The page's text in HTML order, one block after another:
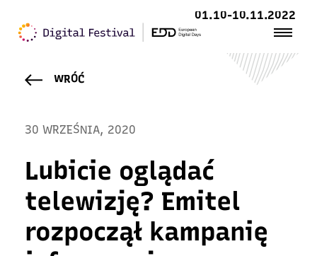
01.10-10.11.2022
WRÓĆ
30 WRZEŚNIA, 2020
Lubicie oglądać
telewizję? Emitel
rozpoczął kampanię